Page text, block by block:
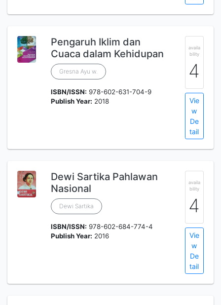
Pengaruh Iklim dan
Cuaca dalam Kehidupan
Gresna Ayu w.
ISBN/ISSN: 978-602-631-704-9
Publish Year: 2018
availa
bility
4
Vie
w
De
tail
Dewi Sartika Pahlawan
Nasional
Dewi Sartika
ISBN/ISSN: 978-602-684-774-4
Publish Year: 2016
availa
bility
4
Vie
w
De
tail